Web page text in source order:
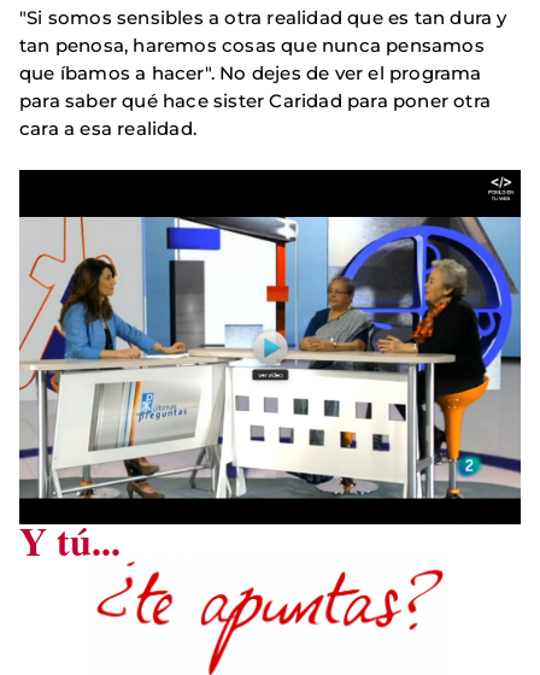
"Si somos sensibles a otra realidad que es tan dura y
tan penosa, haremos cosas que nunca pensamos
que íbamos a hacer". No dejes de ver el programa
para saber qué hace sister Caridad para poner otra
cara a esa realidad.
Y tú...